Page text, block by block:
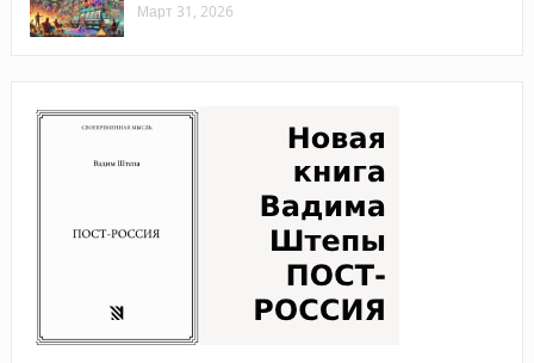
Март 31, 2026